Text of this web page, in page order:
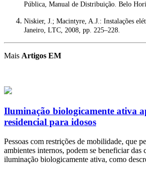
Pública, Manual de Distribuição. Belo
Niskier, J.; Macintyre, A.J.: Instalações
Janeiro, LTC, 2008, pp. 225–228.
Mais Artigos EM
Iluminação biologicamente ativa
residencial para idosos
Pessoas com restrições de mobilidade, que
ambientes internos, podem se beneficiar das
iluminação biologicamente ativa, como